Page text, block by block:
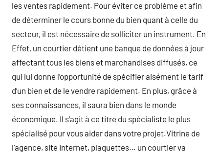
les ventes rapidement. Pour éviter ce problème et afin
de déterminer le cours bonne du bien quant à celle du
secteur, il est nécessaire de solliciter un instrument. En
Effet, un courtier détient une banque de données à jour
affectant tous les biens et marchandises diffusés, ce
qui lui donne l’opportunité de spécifier aisément le tarif
d’un bien et de le vendre rapidement. En plus, grâce à
ses connaissances, il saura bien dans le monde
économique. Il s’agit à ce titre du spécialiste le plus
spécialisé pour vous aider dans votre projet.Vitrine de
l’agence, site Internet, plaquettes… un courtier va